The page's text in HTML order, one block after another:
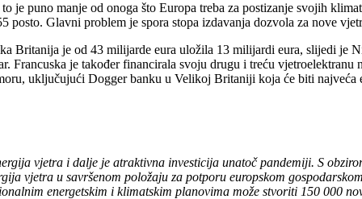
je puno manje od onoga što Europa treba za postizanje svojih
posto. Glavni problem je spora stopa izdavanja dozvola za nove
Britanija je od 43 milijarde eura uložila 13 milijardi eura, slijedi je
Francuska je također financirala svoju drugu i treću
uključujući Dogger banku u Velikoj Britaniji koja će biti
vjetra i dalje je atraktivna investicija unatoč pandemiji. S
vjetra u savršenom položaju za potporu europskom
energetskim i klimatskim planovima može stvoriti 150 000